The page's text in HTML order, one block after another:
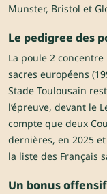
Munster, Bristol et
Le pedigree des
La poule 2 concentre
sacres européens
Stade Toulousain
l’épreuve, devant le
compte que deux
dernières, en 2025
la liste des Français
Un bonus